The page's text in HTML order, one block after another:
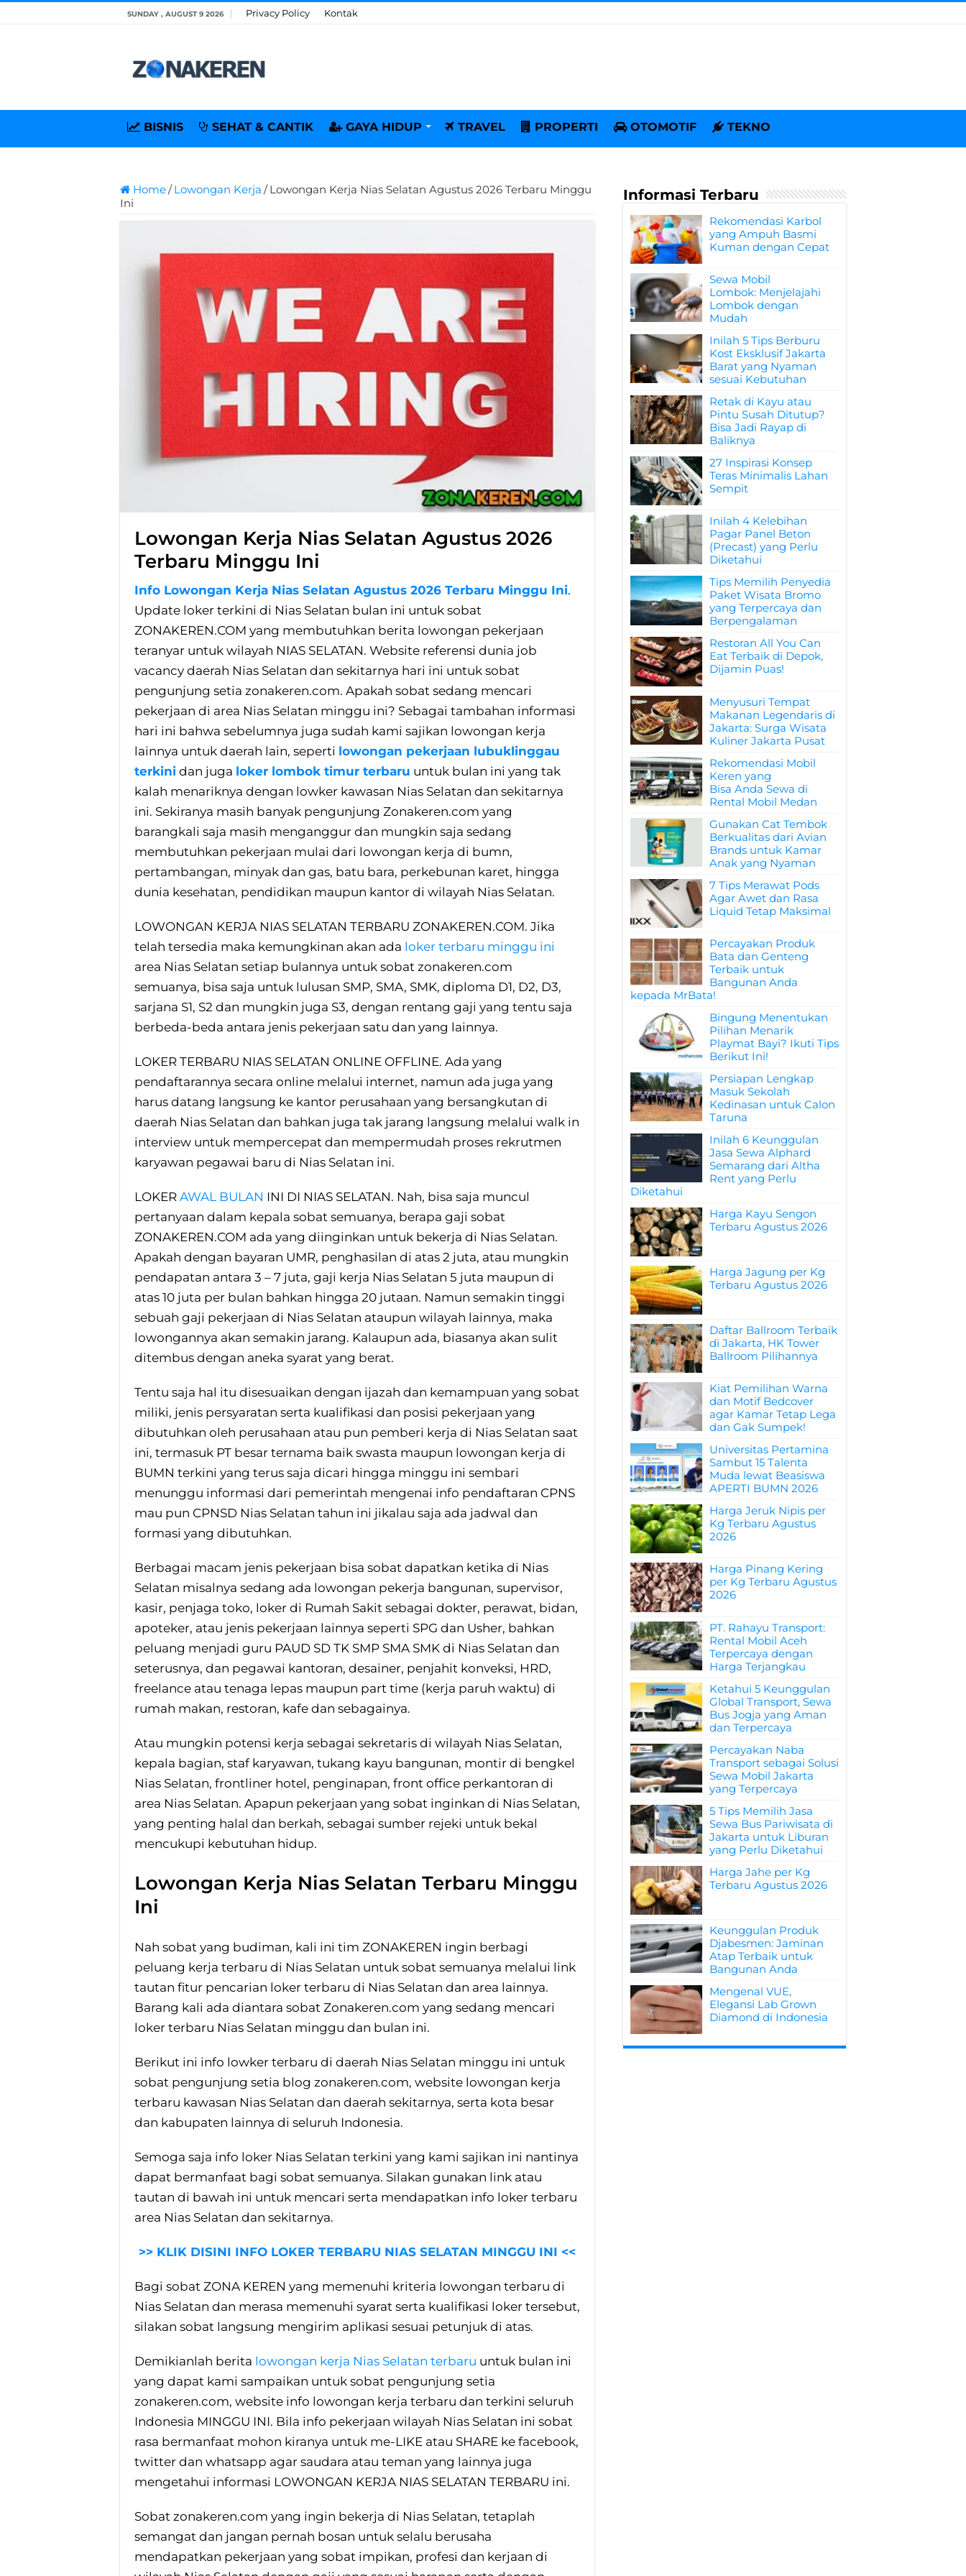
SUNDAY , AUGUST 9 2026 Privacy Policy Kontak
BISNIS SEHAT & CANTIK GAYA HIDUP TRAVEL PROPERTI OTOMOTIF TEKNO
Home/ Lowongan Kerja / Lowongan Kerja Nias Selatan Agustus 2026 Terbaru Minggu
Ini
Lowongan Kerja Nias Selatan Agustus 2026
Terbaru Minggu Ini
Info Lowongan Kerja Nias Selatan Agustus 2026 Terbaru Minggu Ini.
Update loker terkini di Nias Selatan bulan ini untuk sobat
ZONAKEREN.COM yang membutuhkan berita lowongan pekerjaan
teranyar untuk wilayah NIAS SELATAN. Website referensi dunia job
vacancy daerah Nias Selatan dan sekitarnya hari ini untuk sobat
pengunjung setia zonakeren.com. Apakah sobat sedang mencari
pekerjaan di area Nias Selatan minggu ini? Sebagai tambahan informasi
hari ini bahwa sebelumnya juga sudah kami sajikan lowongan kerja
lainnya untuk daerah lain, seperti lowongan pekerjaan lubuklinggau
terkini dan juga loker lombok timur terbaru untuk bulan ini yang tak
kalah menariknya dengan lowker kawasan Nias Selatan dan sekitarnya
ini. Sekiranya masih banyak pengunjung Zonakeren.com yang
barangkali saja masih menganggur dan mungkin saja sedang
membutuhkan pekerjaan mulai dari lowongan kerja di bumn,
pertambangan, minyak dan gas, batu bara, perkebunan karet, hingga
dunia kesehatan, pendidikan maupun kantor di wilayah Nias Selatan.
LOWONGAN KERJA NIAS SELATAN TERBARU ZONAKEREN.COM. Jika
telah tersedia maka kemungkinan akan ada loker terbaru minggu ini
area Nias Selatan setiap bulannya untuk sobat zonakeren.com
semuanya, bisa saja untuk lulusan SMP, SMA, SMK, diploma D1, D2, D3,
sarjana S1, S2 dan mungkin juga S3, dengan rentang gaji yang tentu saja
berbeda-beda antara jenis pekerjaan satu dan yang lainnya.
LOKER TERBARU NIAS SELATAN ONLINE OFFLINE. Ada yang
pendaftarannya secara online melalui internet, namun ada juga yang
harus datang langsung ke kantor perusahaan yang bersangkutan di
daerah Nias Selatan dan bahkan juga tak jarang langsung melalui walk in
interview untuk mempercepat dan mempermudah proses rekrutmen
karyawan pegawai baru di Nias Selatan ini.
LOKER AWAL BULAN INI DI NIAS SELATAN. Nah, bisa saja muncul
pertanyaan dalam kepala sobat semuanya, berapa gaji sobat
ZONAKEREN.COM ada yang diinginkan untuk bekerja di Nias Selatan.
Apakah dengan bayaran UMR, penghasilan di atas 2 juta, atau mungkin
pendapatan antara 3 – 7 juta, gaji kerja Nias Selatan 5 juta maupun di
atas 10 juta per bulan bahkan hingga 20 jutaan. Namun semakin tinggi
sebuah gaji pekerjaan di Nias Selatan ataupun wilayah lainnya, maka
lowongannya akan semakin jarang. Kalaupun ada, biasanya akan sulit
ditembus dengan aneka syarat yang berat.
Tentu saja hal itu disesuaikan dengan ijazah dan kemampuan yang sobat
miliki, jenis persyaratan serta kualifikasi dan posisi pekerjaan yang
dibutuhkan oleh perusahaan atau pun pemberi kerja di Nias Selatan saat
ini, termasuk PT besar ternama baik swasta maupun lowongan kerja di
BUMN terkini yang terus saja dicari hingga minggu ini sembari
menunggu informasi dari pemerintah mengenai info pendaftaran CPNS
mau pun CPNSD Nias Selatan tahun ini jikalau saja ada jadwal dan
formasi yang dibutuhkan.
Berbagai macam jenis pekerjaan bisa sobat dapatkan ketika di Nias
Selatan misalnya sedang ada lowongan pekerja bangunan, supervisor,
kasir, penjaga toko, loker di Rumah Sakit sebagai dokter, perawat, bidan,
apoteker, atau jenis pekerjaan lainnya seperti SPG dan Usher, bahkan
peluang menjadi guru PAUD SD TK SMP SMA SMK di Nias Selatan dan
seterusnya, dan pegawai kantoran, desainer, penjahit konveksi, HRD,
freelance atau tenaga lepas maupun part time (kerja paruh waktu) di
rumah makan, restoran, kafe dan sebagainya.
Atau mungkin potensi kerja sebagai sekretaris di wilayah Nias Selatan,
kepala bagian, staf karyawan, tukang kayu bangunan, montir di bengkel
Nias Selatan, frontliner hotel, penginapan, front office perkantoran di
area Nias Selatan. Apapun pekerjaan yang sobat inginkan di Nias Selatan,
yang penting halal dan berkah, sebagai sumber rejeki untuk bekal
mencukupi kebutuhan hidup.
Lowongan Kerja Nias Selatan Terbaru Minggu
Ini
Nah sobat yang budiman, kali ini tim ZONAKEREN ingin berbagi
peluang kerja terbaru di Nias Selatan untuk sobat semuanya melalui link
tautan fitur pencarian loker terbaru di Nias Selatan dan area lainnya.
Barang kali ada diantara sobat Zonakeren.com yang sedang mencari
loker terbaru Nias Selatan minggu dan bulan ini.
Berikut ini info lowker terbaru di daerah Nias Selatan minggu ini untuk
sobat pengunjung setia blog zonakeren.com, website lowongan kerja
terbaru kawasan Nias Selatan dan daerah sekitarnya, serta kota besar
dan kabupaten lainnya di seluruh Indonesia.
Semoga saja info loker Nias Selatan terkini yang kami sajikan ini nantinya
dapat bermanfaat bagi sobat semuanya. Silakan gunakan link atau
tautan di bawah ini untuk mencari serta mendapatkan info loker terbaru
area Nias Selatan dan sekitarnya.
>> KLIK DISINI INFO LOKER TERBARU NIAS SELATAN MINGGU INI <<
Bagi sobat ZONA KEREN yang memenuhi kriteria lowongan terbaru di
Nias Selatan dan merasa memenuhi syarat serta kualifikasi loker tersebut,
silakan sobat langsung mengirim aplikasi sesuai petunjuk di atas.
Demikianlah berita lowongan kerja Nias Selatan terbaru untuk bulan ini
yang dapat kami sampaikan untuk sobat pengunjung setia
zonakeren.com, website info lowongan kerja terbaru dan terkini seluruh
Indonesia MINGGU INI. Bila info pekerjaan wilayah Nias Selatan ini sobat
rasa bermanfaat mohon kiranya untuk me-LIKE atau SHARE ke facebook,
twitter dan whatsapp agar saudara atau teman yang lainnya juga
mengetahui informasi LOWONGAN KERJA NIAS SELATAN TERBARU ini.
Sobat zonakeren.com yang ingin bekerja di Nias Selatan, tetaplah
semangat dan jangan pernah bosan untuk selalu berusaha
mendapatkan pekerjaan yang sobat impikan, profesi dan kerjaan di
Informasi Terbaru
Rekomendasi Karbol
yang Ampuh Basmi
Kuman dengan Cepat
Sewa Mobil
Lombok: Menjelajahi
Lombok dengan
Mudah
Inilah 5 Tips Berburu
Kost Eksklusif Jakarta
Barat yang Nyaman
sesuai Kebutuhan
Retak di Kayu atau
Pintu Susah Ditutup?
Bisa Jadi Rayap di
Baliknya
27 Inspirasi Konsep
Teras Minimalis Lahan
Sempit
Inilah 4 Kelebihan
Pagar Panel Beton
(Precast) yang Perlu
Diketahui
Tips Memilih Penyedia
Paket Wisata Bromo
yang Terpercaya dan
Berpengalaman
Restoran All You Can
Eat Terbaik di Depok,
Dijamin Puas!
Menyusuri Tempat
Makanan Legendaris di
Jakarta: Surga Wisata
Kuliner Jakarta Pusat
Rekomendasi Mobil
Keren yang
Bisa Anda Sewa di
Rental Mobil Medan
Gunakan Cat Tembok
Berkualitas dari Avian
Brands untuk Kamar
Anak yang Nyaman
7 Tips Merawat Pods
Agar Awet dan Rasa
Liquid Tetap Maksimal
Percayakan Produk
Bata dan Genteng
Terbaik untuk
Bangunan Anda
kepada MrBata!
Bingung Menentukan
Pilihan Menarik
Playmat Bayi? Ikuti Tips
Berikut Ini!
Persiapan Lengkap
Masuk Sekolah
Kedinasan untuk Calon
Taruna
Inilah 6 Keunggulan
Jasa Sewa Alphard
Semarang dari Altha
Rent yang Perlu
Diketahui
Harga Kayu Sengon
Terbaru Agustus 2026
Harga Jagung per Kg
Terbaru Agustus 2026
Daftar Ballroom Terbaik
di Jakarta, HK Tower
Ballroom Pilihannya
Kiat Pemilihan Warna
dan Motif Bedcover
agar Kamar Tetap Lega
dan Gak Sumpek!
Universitas Pertamina
Sambut 15 Talenta
Muda lewat Beasiswa
APERTI BUMN 2026
Harga Jeruk Nipis per
Kg Terbaru Agustus
2026
Harga Pinang Kering
per Kg Terbaru Agustus
2026
PT. Rahayu Transport:
Rental Mobil Aceh
Terpercaya dengan
Harga Terjangkau
Ketahui 5 Keunggulan
Global Transport, Sewa
Bus Jogja yang Aman
dan Terpercaya
Percayakan Naba
Transport sebagai Solusi
Sewa Mobil Jakarta
yang Terpercaya
5 Tips Memilih Jasa
Sewa Bus Pariwisata di
Jakarta untuk Liburan
yang Perlu Diketahui
Harga Jahe per Kg
Terbaru Agustus 2026
Keunggulan Produk
Djabesmen: Jaminan
Atap Terbaik untuk
Bangunan Anda
Mengenal VUE,
Elegansi Lab Grown
Diamond di Indonesia